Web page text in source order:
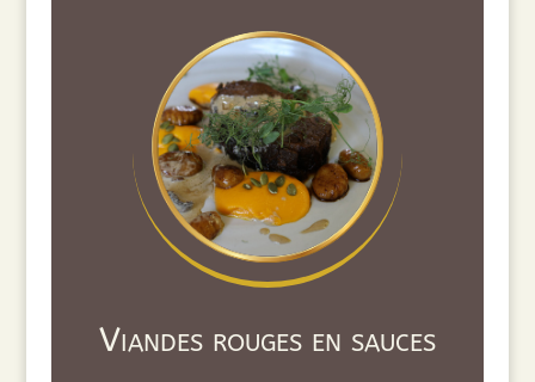
Viandes rouges en sauces